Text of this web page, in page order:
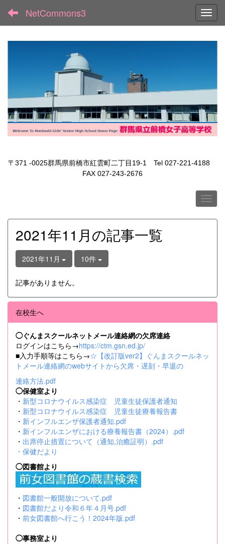
NetCommons3
〒371 -0025群馬県前橋市紅雲町二丁目19-1 Tel 027-221-4188
FAX 027-243-2676
2021年11月の記事一覧
2021年11月 10件
記事がありません。
在校生へ
◯ぐんまスクールネットメール連絡網の欠席連絡
ログインはこちら→https://ctm.gsn.ed.jp/
■入力手順等はこちら→☆【改訂版ver2】ぐんまスクールネッ
トメール連絡網のwebサイトから欠席・遅刻・早退の
連絡方法.pdf
◯保健室より
・ 新型コロナウイルス感染症 児童生徒保護者通知
・ 新型コロナウイルス感染症 児童生徒療養報告書
・ 新インフルエンザ保護者通知.pdf
・ 新インフルエンザにおける療養報告書（2024）.pdf
・ 出席停止措置について（通知,治癒証明）.pdf
・ 保健だより
◯図書館より
・ 図書館一般開放について.pdf
・ 図書館だより令和６年４月号.pdf
・ 前女図書館へ行こう！2024年版.pdf
◯事務室より